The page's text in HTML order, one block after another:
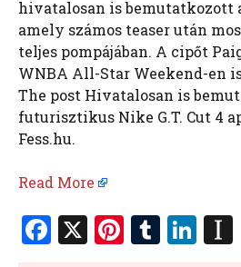
hivatalosan is bemutatkozott
amely számos teaser után
teljes pompájában. A cipőt
WNBA All-Star Weekend-en
The post Hivatalosan is
futurisztikus Nike G.T. Cut 4
Fess.hu.
Read More
F X Pi T Li